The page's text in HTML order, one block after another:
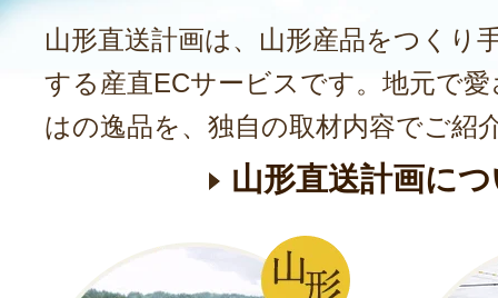
山形直送計画は、山形産品をつくり
する産直ECサービスです。地元で
はの逸品を、独自の取材内容でご紹
山形直送計画に